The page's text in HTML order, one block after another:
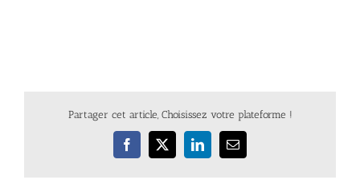
Partager cet article, Choisissez votre plateforme !
Facebook
X LinkedInEmail